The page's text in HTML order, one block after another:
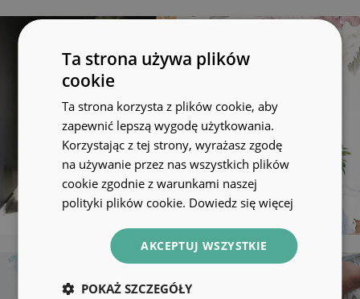
Ta strona używa plików
cookie
Ta strona korzysta z plików cookie, aby
zapewnić lepszą wygodę użytkowania.
Korzystając z tej strony, wyrażasz zgodę
na używanie przez nas wszystkich plików
cookie zgodnie z warunkami naszej
polityki plików cookie. Dowiedz się więcej
AKCEPTUJ WSZYSTKIE
POKAŻ SZCZEGÓŁY